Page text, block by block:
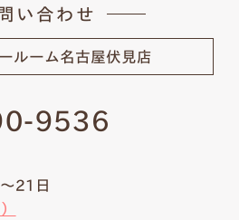
い合わせ
ルーム名古屋伏見店
9536
21日